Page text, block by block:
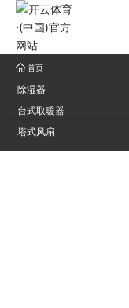
关于开云体育
首页
除湿器
台式取暖器
塔式风扇